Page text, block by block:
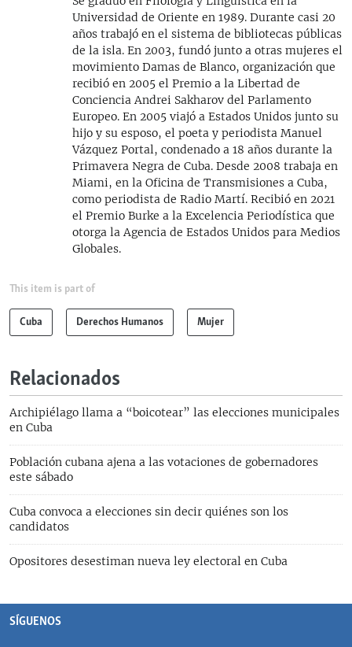
Universidad de Oriente en 1989. Durante casi 20
años trabajó en el sistema de bibliotecas públicas
de la isla. En 2003, fundó junto a otras mujeres el
movimiento Damas de Blanco, organización que
recibió en 2005 el Premio a la Libertad de
Conciencia Andrei Sakharov del Parlamento
Europeo. En 2005 viajó a Estados Unidos junto su
hijo y su esposo, el poeta y periodista Manuel
Vázquez Portal, condenado a 18 años durante la
Primavera Negra de Cuba. Desde 2008 trabaja en
Miami, en la Oficina de Transmisiones a Cuba,
como periodista de Radio Martí. Recibió en 2021
el Premio Burke a la Excelencia Periodística que
otorga la Agencia de Estados Unidos para Medios
Globales.
This item is part of
Cuba Derechos Humanos Mujer
Relacionados
Archipiélago llama a “boicotear” las elecciones municipales
en Cuba
Población cubana ajena a las votaciones de gobernadores
este sábado
Cuba convoca a elecciones sin decir quiénes son los
candidatos
Opositores desestiman nueva ley electoral en Cuba
SÍGUENOS